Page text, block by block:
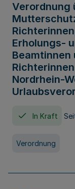
Verordnung
Erholungs-
Beamtinnen
Nordrhein-
In Kraft
Verordnung